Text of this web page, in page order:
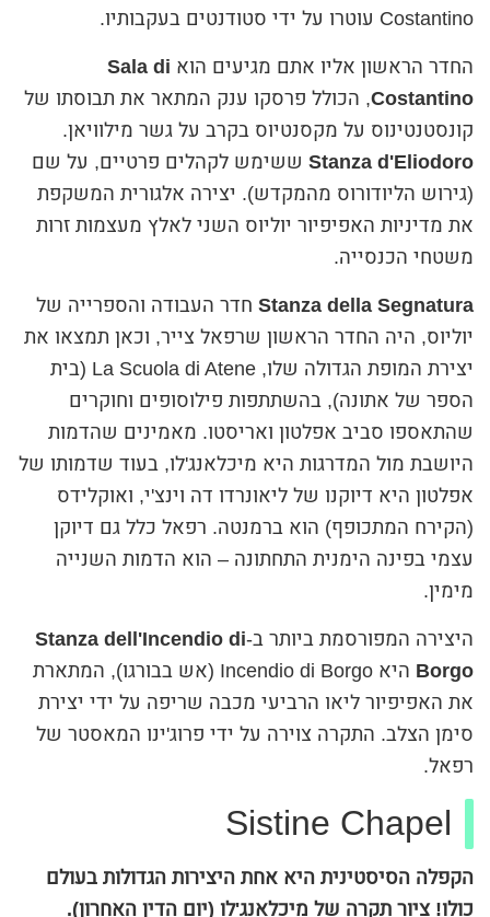
Costantino עוטרו על ידי סטודנטים בעקבותיו.
החדר הראשון אליו אתם מגיעים הוא Sala di
Costantino, הכולל פרסקו ענק המתאר את תבוסתו של
קונסטנטינוס על מקסנטיוס בקרב על גשר מילוויאן.
Stanza d'Eliodoro ששימש לקהלים פרטיים, על שם
(גירוש הליודורוס מהמקדש). יצירה אלגורית המשקפת
את מדיניות האפיפיור יוליוס השני לאלץ מעצמות זרות
משטחי הכנסייה.
Stanza della Segnatura חדר העבודה והספרייה של
יוליוס, היה החדר הראשון שרפאל צייר, וכאן תמצאו את
יצירת המופת הגדולה שלו, La Scuola di Atene (בית
הספר של אתונה), בהשתתפות פילוסופים וחוקרים
שהתאספו סביב אפלטון ואריסטו. מאמינים שהדמות
היושבת מול המדרגות היא מיכלאנג'לו, בעוד שדמותו של
אפלטון היא דיוקנו של ליאונרדו דה וינצ'י, ואוקלידס
(הקירח המתכופף) הוא ברמנטה. רפאל כלל גם דיוקן
עצמי בפינה הימנית התחתונה – הוא הדמות השנייה
מימין.
היצירה המפורסמת ביותר ב-Stanza dell'Incendio di
Borgo
היא Incendio di Borgo (אש בבורגו), המתארת
את האפיפיור ליאו הרביעי מכבה שריפה על ידי יצירת
סימן הצלב. התקרה צוירה על ידי פרוג'ינו המאסטר של
רפאל.
Sistine Chapel
הקפלה הסיסטינית היא אחת היצירות הגדולות בעולם
כולו! ציור תקרה של מיכלאנג'לו (יום הדין האחרון).